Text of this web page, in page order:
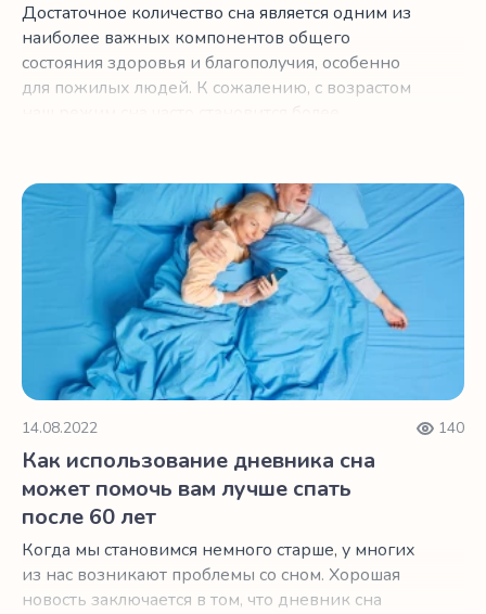
Достаточное количество сна является одним из
наиболее важных компонентов общего
состояния здоровья и благополучия, особенно
для пожилых людей. К сожалению, с возрастом
Как использование дневника сна может помочь вам
14.08.2022 140
Как использование дневника сна
может помочь вам лучше спать
после 60 лет
Когда мы становимся немного старше, у многих
из нас возникают проблемы со сном. Хорошая
новость заключается в том, что дневник сна